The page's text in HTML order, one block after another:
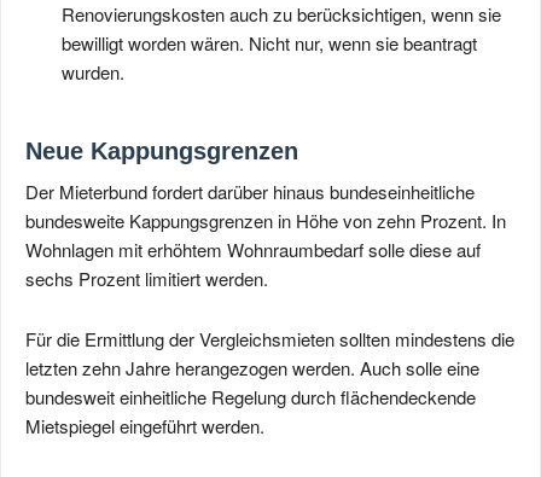
Renovierungskosten auch zu berücksichtigen, wenn sie
bewilligt worden wären. Nicht nur, wenn sie beantragt
wurden.
Neue Kappungsgrenzen
Der Mieterbund fordert darüber hinaus bundeseinheitliche
bundesweite Kappungsgrenzen in Höhe von zehn Prozent. In
Wohnlagen mit erhöhtem Wohnraumbedarf solle diese auf
sechs Prozent limitiert werden.
Für die Ermittlung der Vergleichsmieten sollten mindestens die
letzten zehn Jahre herangezogen werden. Auch solle eine
bundesweit einheitliche Regelung durch flächendeckende
Mietspiegel eingeführt werden.